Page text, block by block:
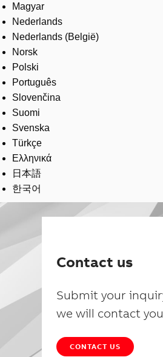
Magyar
Nederlands
Nederlands (België)
Norsk
Polski
Português
Slovenčina
Suomi
Svenska
Türkçe
Ελληνικά
日本語
한국어
Contact us
Submit your
we will contact you
CONTACT US